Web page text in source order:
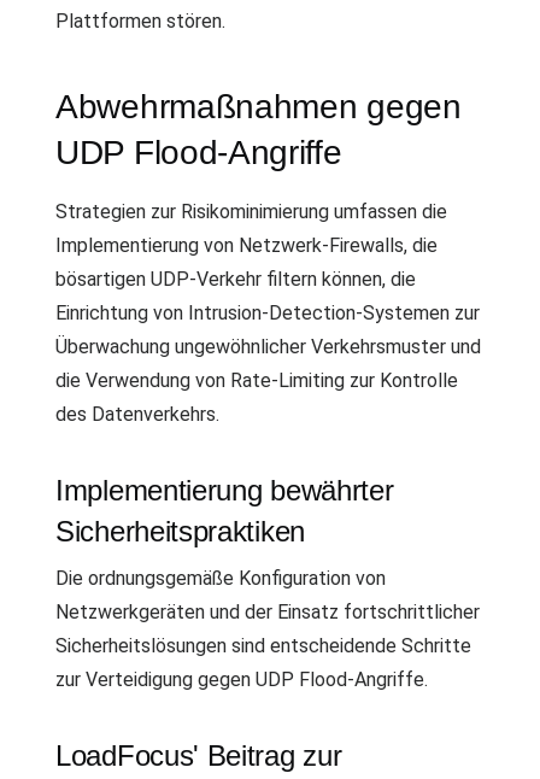
Plattformen stören.
Abwehrmaßnahmen gegen
UDP Flood-Angriffe
Strategien zur Risikominimierung umfassen die
Implementierung von Netzwerk-Firewalls, die
bösartigen UDP-Verkehr filtern können, die
Einrichtung von Intrusion-Detection-Systemen zur
Überwachung ungewöhnlicher Verkehrsmuster und
die Verwendung von Rate-Limiting zur Kontrolle
des Datenverkehrs.
Implementierung bewährter
Sicherheitspraktiken
Die ordnungsgemäße Konfiguration von
Netzwerkgeräten und der Einsatz fortschrittlicher
Sicherheitslösungen sind entscheidende Schritte
zur Verteidigung gegen UDP Flood-Angriffe.
LoadFocus' Beitrag zur